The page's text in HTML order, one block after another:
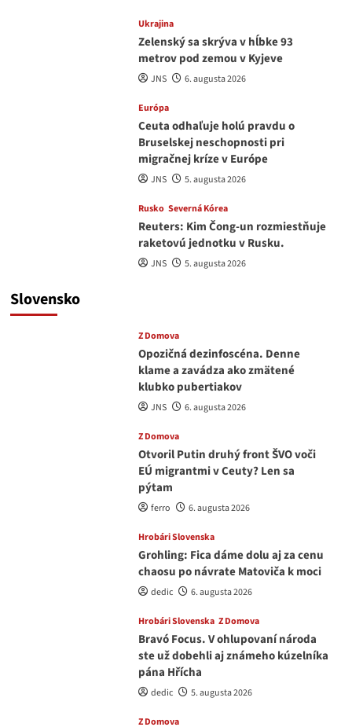
Ukrajina
Zelenský sa skrýva v hĺbke 93
metrov pod zemou v Kyjeve
JNS 6. augusta 2026
Európa
Ceuta odhaľuje holú pravdu o
Bruselskej neschopnosti pri
migračnej kríze v Európe
JNS 5. augusta 2026
Rusko Severná Kórea
Reuters: Kim Čong-un rozmiestňuje
raketovú jednotku v Rusku.
JNS 5. augusta 2026
Slovensko
Z Domova
Opozičná dezinfoscéna. Denne
klame a zavádza ako zmätené
klubko pubertiakov
JNS 6. augusta 2026
Z Domova
Otvoril Putin druhý front ŠVO voči
EÚ migrantmi v Ceuty? Len sa
pýtam
ferro 6. augusta 2026
Hrobári Slovenska
Grohling: Fica dáme dolu aj za cenu
chaosu po návrate Matoviča k moci
dedic 6. augusta 2026
Hrobári Slovenska Z Domova
Bravó Focus. V ohlupovaní národa
ste už dobehli aj známeho kúzelníka
pána Hřícha
dedic 5. augusta 2026
Z Domova